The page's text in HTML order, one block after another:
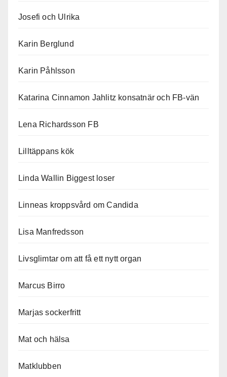
Josefi och Ulrika
Karin Berglund
Karin Påhlsson
Katarina Cinnamon Jahlitz konsatnär och FB-vän
Lena Richardsson FB
Lilltäppans kök
Linda Wallin Biggest loser
Linneas kroppsvård om Candida
Lisa Manfredsson
Livsglimtar om att få ett nytt organ
Marcus Birro
Marjas sockerfritt
Mat och hälsa
Matklubben